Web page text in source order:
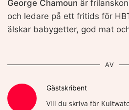
George Chamoun är
och ledare på ett fritids för
älskar babygetter, god mat
AV
Gästskribent
Vill du skriva för